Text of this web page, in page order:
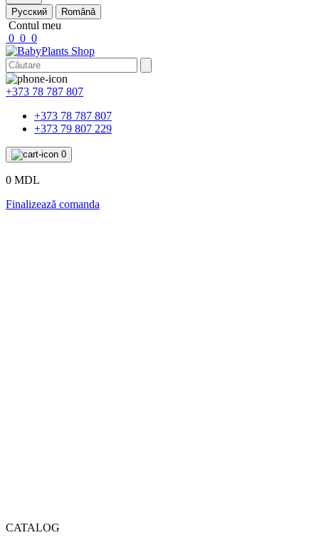
Русский
Română
Contul meu
0 0 0
+373 78 787 807
+373 78 787 807
+373 79 807 229
0
0 MDL
Finalizează comanda
CATALOG